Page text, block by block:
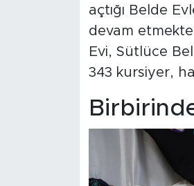
açtığı Belde
devam
Evi, Sütlüce
343 kursiyer,